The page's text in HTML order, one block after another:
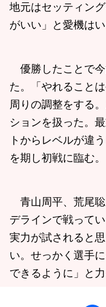
地元はセッティン
がいい」と愛機はい
優勝したことで今
た。「やれること
周りの調整をする
ションを扱った。
トからレベルが違
を期し初戦に臨む。
青山周平、荒尾
デラインで戦って
実力が試されると
い。せっかく選手
できるように」と力